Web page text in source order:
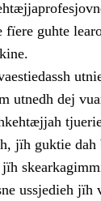
fïere guhte
utnedh dej
jïh guktie dah
ussjedieh jïh